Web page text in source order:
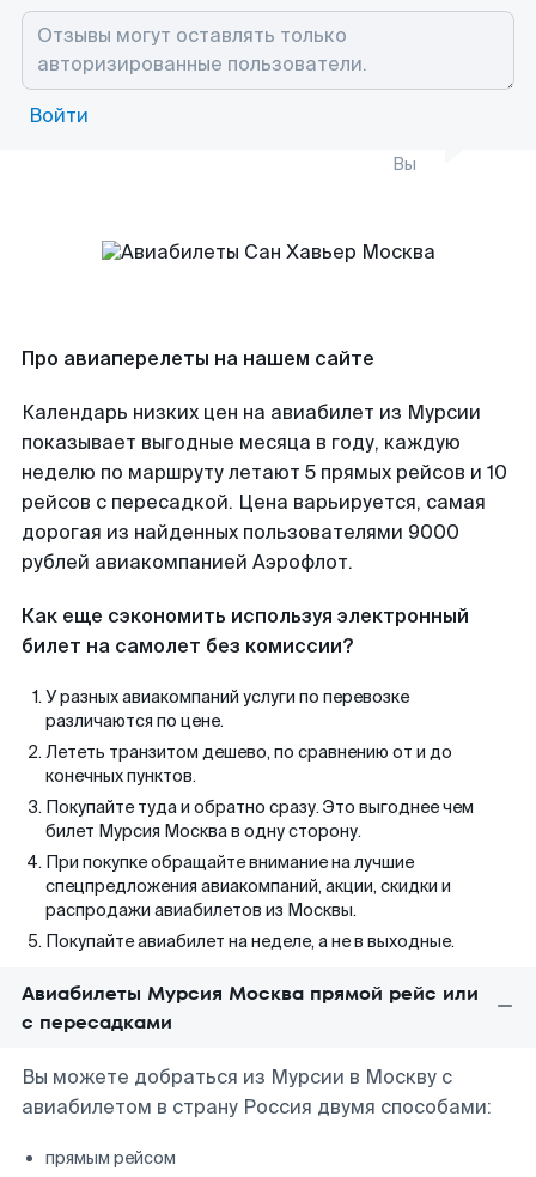
Войти
Вы
Про авиаперелеты на нашем сайте
Календарь низких цен на авиабилет из Мурсии
показывает выгодные месяца в году, каждую
неделю по маршруту летают 5 прямых рейсов и 10
рейсов с пересадкой. Цена варьируется, самая
дорогая из найденных пользователями 9000
рублей авиакомпанией Аэрофлот.
Как еще сэкономить используя электронный
билет на самолет без комиссии?
У разных авиакомпаний услуги по перевозке
различаются по цене.
Лететь транзитом дешево, по сравнению от и до
конечных пунктов.
Покупайте туда и обратно сразу. Это выгоднее чем
билет Мурсия Москва в одну сторону.
При покупке обращайте внимание на лучшие
спецпредложения авиакомпаний, акции, скидки и
распродажи авиабилетов из Москвы.
Покупайте авиабилет на неделе, а не в выходные.
Авиабилеты Мурсия Москва прямой рейс или
с пересадками
Вы можете добраться из Мурсии в Москву с
авиабилетом в страну Россия двумя способами:
прямым рейсом